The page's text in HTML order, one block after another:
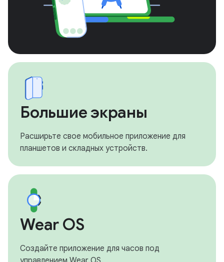
Большие экраны
Расширьте свое мобильное приложение для
планшетов и складных устройств.
Wear OS
Создайте приложение для часов под